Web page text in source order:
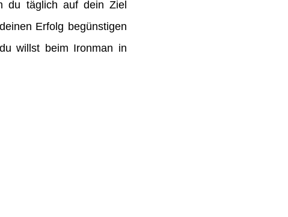
du täglich auf dein Ziel
Erfolg begünstigen
willst beim Ironman in